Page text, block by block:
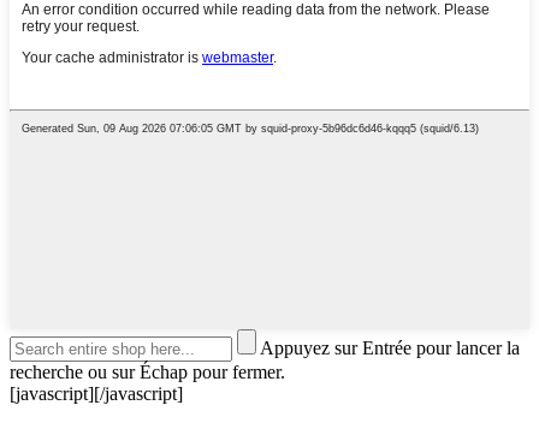
Appuyez sur Entrée pour lancer la
recherche ou sur Échap pour fermer.
[javascript][/javascript]